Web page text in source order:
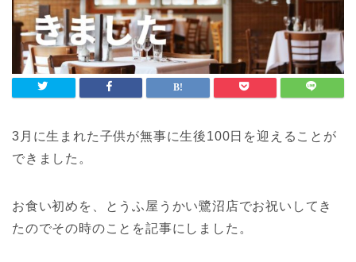
3月に生まれた子供が無事に生後100日を迎えることが
できました。
お食い初めを、とうふ屋うかい鷺沼店でお祝いしてき
たのでその時のことを記事にしました。